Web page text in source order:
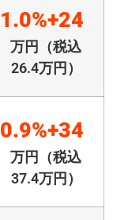
1.0%+24
万円（税込
26.4万円）
0.9%+34
万円（税込
37.4万円）